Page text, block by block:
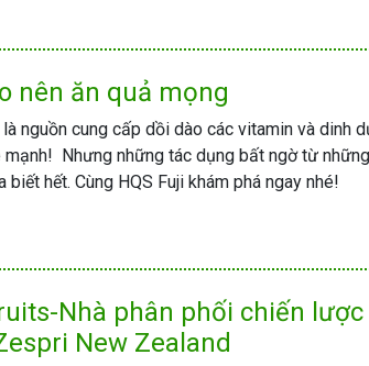
nên ăn quả mọng
là nguồn cung cấp dồi dào các vitamin và dinh
mạnh! Nhưng những tác dụng bất ngờ từ
biết hết. Cùng HQS Fuji khám phá ngay nhé!
Nhà phân phối chiến
New Zealand